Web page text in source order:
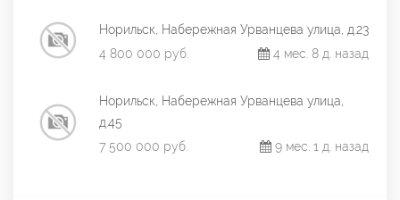
Норильск, Набережная Урванцева улица, д.23
4 800 000 руб.
4 мес. 8 д. назад
Норильск, Набережная Урванцева улица,
д.45
7 500 000 руб.
9 мес. 1 д. назад